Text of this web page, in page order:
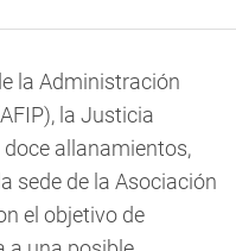
la Administración
la Justicia
allanamientos,
sede de la Asociación
el objetivo de